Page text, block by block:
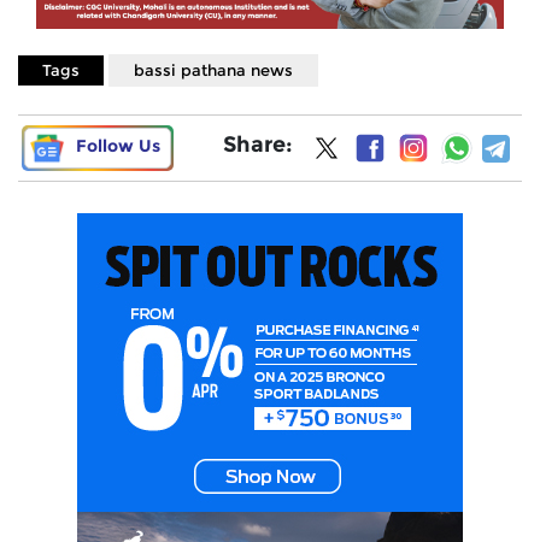
Tags bassi pathana news
Follow Us Share: